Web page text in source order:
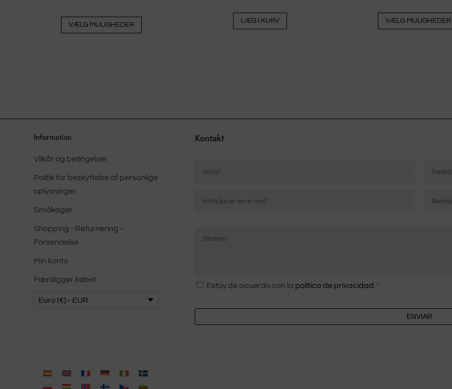
VÆLG MULIGHEDER
Dette
på
LÆG I KURV VÆLG MULIGHEDER
Information
Vilkår og betingelser
Politik for beskyttelse af personlige
oplysninger
Småkager
Shopping - Returnering -
Forsendelse
Min konto
Færdiggør købet
Euro (€) - EUR
Kontakt
post
Samtykke
Estoy de acuerdo con la política de privacidad *